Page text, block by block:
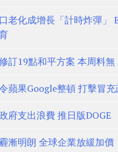
老化成增長「計時炸彈」
訂19點和平方案 本周料無
蘋果Google整頓 打擊冒
府支出浪費 推日版DOGE
漸明朗 全球企業放緩加價